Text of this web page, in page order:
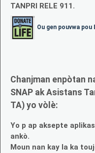
TANPRI RELE 911.
Ou gen pouvwa
Chanjman enpòtan
SNAP ak Asistans
TA) yo vòlè:
Yo p ap aksepte
ankò.
Moun nan kay la ka